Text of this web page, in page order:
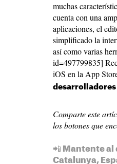
muchas
cuenta con una
aplicaciones, el
simplificado la
así como varias
id=497799835]
iOS en la App
desarrolladores
Comparte este
los botones que
📲 Mantente al
Catalunya,